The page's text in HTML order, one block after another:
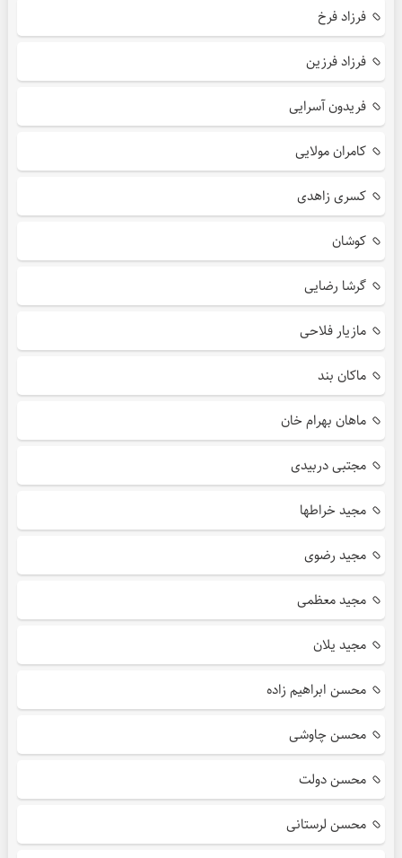
فرزاد فرخ
فرزاد فرزین
فریدون آسرایی
کامران مولایی
کسری زاهدی
کوشان
گرشا رضایی
مازیار فلاحی
ماکان بند
ماهان بهرام خان
مجتبی دربیدی
مجید خراطها
مجید رضوی
مجید معظمی
مجید یلان
محسن ابراهیم زاده
محسن چاوشی
محسن دولت
محسن لرستانی